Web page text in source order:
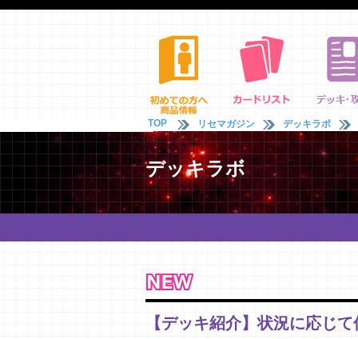
TOP リセマガジン デッキラボ
デッキラボ
【デッキ紹介】状況に応じ